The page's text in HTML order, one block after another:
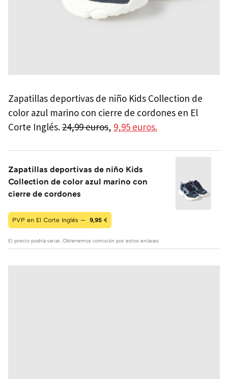
Zapatillas deportivas de niño Kids Collection de
color azul marino con cierre de cordones en El
Corte Inglés.24,99 euros, 9,95 euros.
Zapatillas deportivas de niño Kids
Collection de color azul marino con
cierre de cordones
PVP en El Corte Inglés — 9,95 €
El precio podría variar. Obtenemos comisión por estos enlaces